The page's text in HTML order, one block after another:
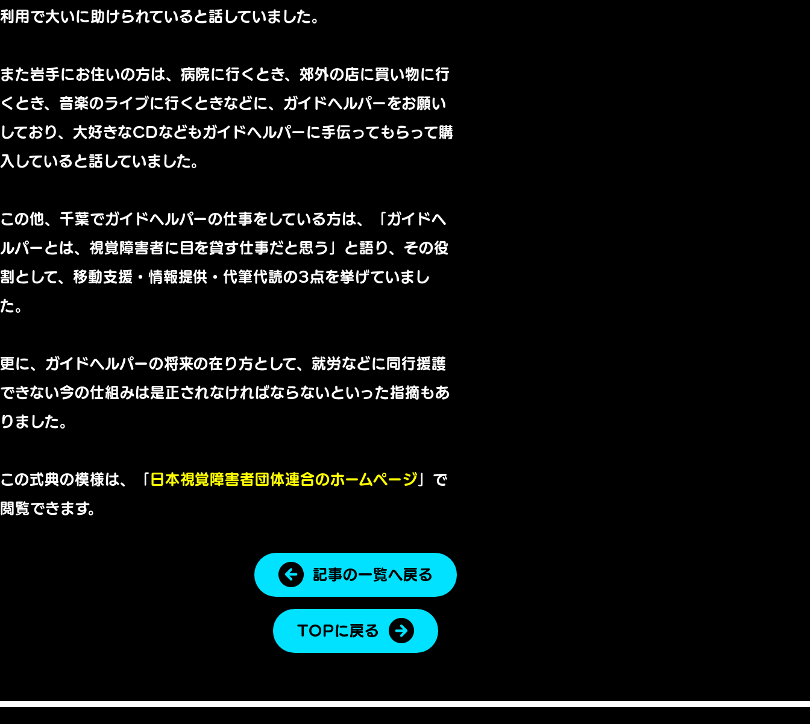
利用で大いに助けられていると話していました。
また岩手にお住いの方は、病院に行くとき、郊外の店に買い物に行
くとき、音楽のライブに行くときなどに、ガイドヘルパーをお願い
しており、大好きなCDなどもガイドヘルパーに手伝ってもらって購
入していると話していました。
この他、千葉でガイドヘルパーの仕事をしている方は、「ガイドヘ
ルパーとは、視覚障害者に目を貸す仕事だと思う」と語り、その役
割として、移動支援・情報提供・代筆代読の3点を挙げていまし
た。
更に、ガイドヘルパーの将来の在り方として、就労などに同行援護
できない今の仕組みは是正されなければならないといった指摘もあ
りました。
この式典の模様は、「 日本視覚障害者団体連合のホームページ 」で
閲覧できます。
記事の一覧へ戻る
TOPに戻る